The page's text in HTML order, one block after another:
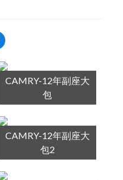
CAMRY-12年副座大
包
CAMRY-12年副座大
包2